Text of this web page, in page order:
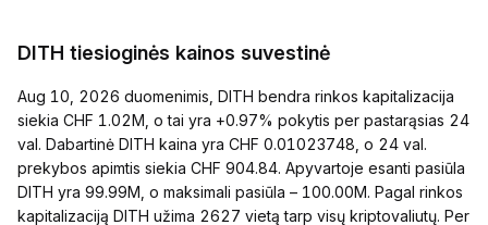
DITH tiesioginės kainos suvestinė
Aug 10, 2026 duomenimis, DITH bendra rinkos kapitalizacija
siekia CHF 1.02M, o tai yra +0.97% pokytis per pastarąsias 24
val. Dabartinė DITH kaina yra CHF 0.01023748, o 24 val.
prekybos apimtis siekia CHF 904.84. Apyvartoje esanti pasiūla
DITH yra 99.99M, o maksimali pasiūla – 100.00M. Pagal rinkos
kapitalizaciją DITH užima 2627 vietą tarp visų kriptovaliutų. Per